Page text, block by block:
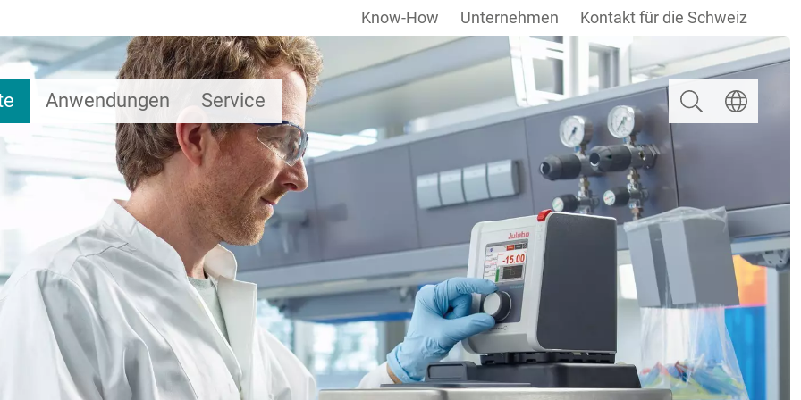
Anwendungen Service
Know-How Unternehmen Kontakt für die Schweiz
Suchen Sprache